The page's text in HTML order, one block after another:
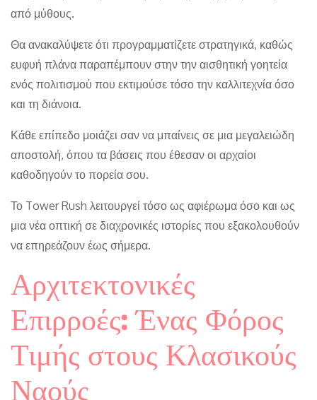
από μύθους.
Θα ανακαλύψετε ότι προγραμματίζετε στρατηγικά, καθώς
ευφυή πλάνα παραπέμπουν στην την αισθητική γοητεία
ενός πολιτισμού που εκτιμούσε τόσο την καλλιτεχνία όσο
και τη διάνοια.
Κάθε επίπεδο μοιάζει σαν να μπαίνεις σε μια μεγαλειώδη
αποστολή, όπου τα βάσεις που έθεσαν οι αρχαίοι
καθοδηγούν το πορεία σου.
Το Tower Rush λειτουργεί τόσο ως αφιέρωμα όσο και ως
μια νέα οπτική σε διαχρονικές ιστορίες που εξακολουθούν
να επηρεάζουν έως σήμερα.
Αρχιτεκτονικές
Επιρροές: Ένας Φόρος
Τιμής στους Κλασικούς
Ναούς